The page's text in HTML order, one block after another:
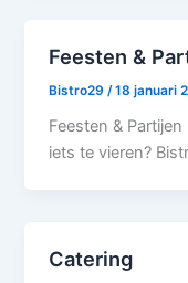
Feesten &
Bistro29 /18 januari
Feesten &
iets te vieren?
Catering